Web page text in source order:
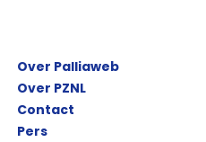
Over Palliaweb
Over PZNL
Contact
Pers